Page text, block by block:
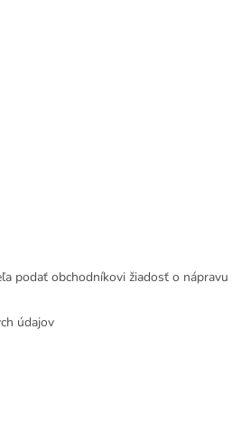
podať obchodníkovi žiadosť o nápravu
údajov